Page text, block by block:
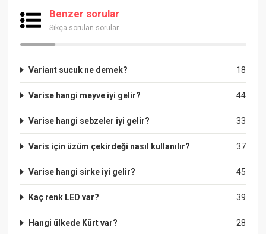
Benzer sorular
Sıkça sorulan sorular
18
Variant sucuk ne demek?
44
Varise hangi meyve iyi gelir?
33
Varise hangi sebzeler iyi gelir?
37
Varis için üzüm çekirdeği nasıl kullanılır?
45
Varise hangi sirke iyi gelir?
39
Kaç renk LED var?
28
Hangi ülkede Kürt var?